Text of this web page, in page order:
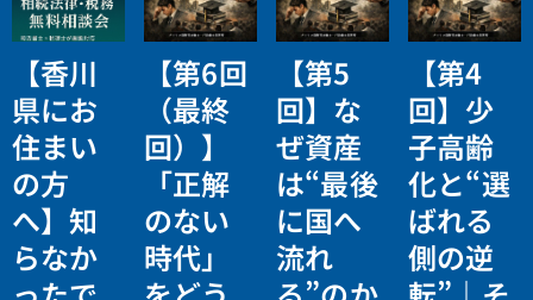
【香川
県にお
住まい
の方
へ】知
らなか
【第6回
（最終
回）】
「正解
のない
時代」
【第5
回】な
ぜ資産
は“最後
に国へ
流れ
【第4
回】少
子高齢
化と“選
ばれる
側の逆